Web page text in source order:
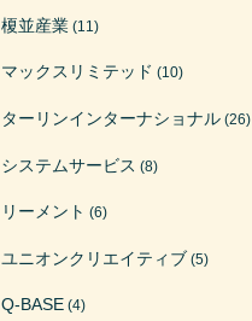
榎並産業 (11)
マックスリミテッド (10)
ターリンインターナショナル (26)
システムサービス (8)
リーメント (6)
ユニオンクリエイティブ (5)
Q-BASE (4)